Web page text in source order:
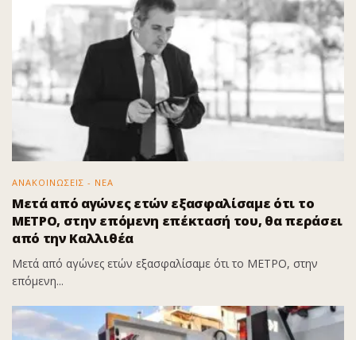
ΑΝΑΚΟΙΝΩΣΕΙΣ - ΝΕΑ
Μετά από αγώνες ετών εξασφαλίσαμε ότι το
ΜΕΤΡΟ, στην επόμενη επέκτασή του, θα περάσει
από την Καλλιθέα
Μετά από αγώνες ετών εξασφαλίσαμε ότι το ΜΕΤΡΟ, στην
επόμενη...